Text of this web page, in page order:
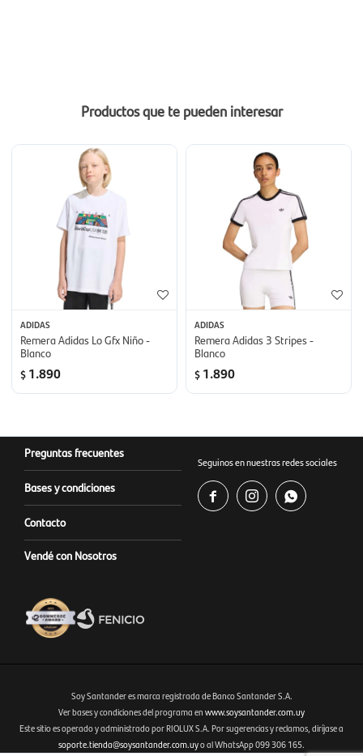
Productos que te pueden interesar
ADIDAS
Remera Adidas Lo Gfx Niño -
Blanco
$ 1.890
ADIDAS
Remera Adidas 3 Stripes -
Blanco
$ 1.890
Preguntas frecuentes
Bases y condiciones
Contacto
Vendé con Nosotros
Seguinos en nuestras redes sociales
  
Fenicio eCommerce Uruguay
Soy Santander es marca registrada de Banco Santander S.A.
Ver bases y condiciones del programa en www.soysantander.com.uy
Este sitio es operado y administrado por RIOLUX S.A. Por sugerencias y reclamos, diríjase a
soporte.tienda@soysantander.com.uyo al WhatsApp 099 306 165.